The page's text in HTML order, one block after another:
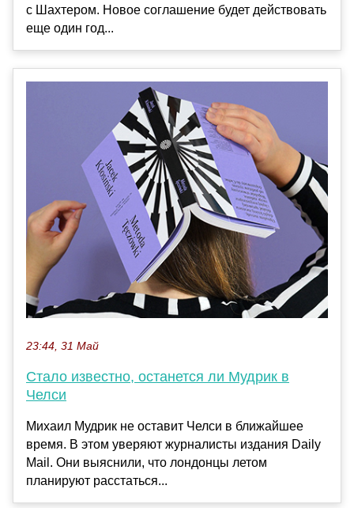
с Шахтером. Новое соглашение будет действовать
еще один год...
23:44, 31 Май
Стало известно, останется ли Мудрик в
Челси
Михаил Мудрик не оставит Челси в ближайшее
время. В этом уверяют журналисты издания Daily
Mail. Они выяснили, что лондонцы летом
планируют расстаться...